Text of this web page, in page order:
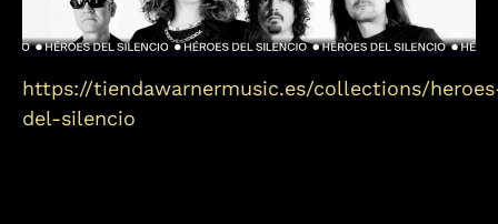
https://tiendawarnermusic.es/collections/
del-silencio